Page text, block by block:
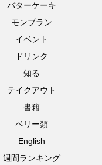
バターケーキ
モンブラン
イベント
ドリンク
知る
テイクアウト
書籍
ベリー類
English
週間ランキング